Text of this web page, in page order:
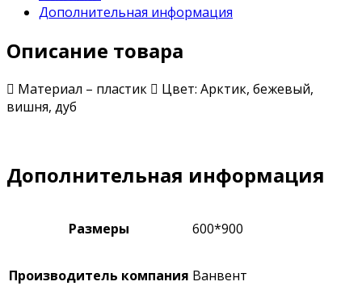
Дополнительная информация
Описание товара
 Материал – пластик  Цвет: Арктик, бежевый,
вишня, дуб
Дополнительная информация
Размеры 600*900
Производитель компания Ванвент